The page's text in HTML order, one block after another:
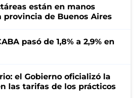
están en manos
provincia de Buenos Aires
pasó de 1,8% a 2,9% en
el Gobierno oficializó la
las tarifas de los prácticos